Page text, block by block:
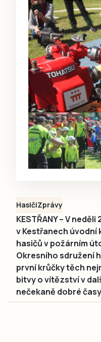
HasičiZprávy
KESTŘANY – V
v Kestřanech
hasičů v požárním
Okresního sdružení
první krůčky těch
bitvy o vítězství v
nečekaně dobré